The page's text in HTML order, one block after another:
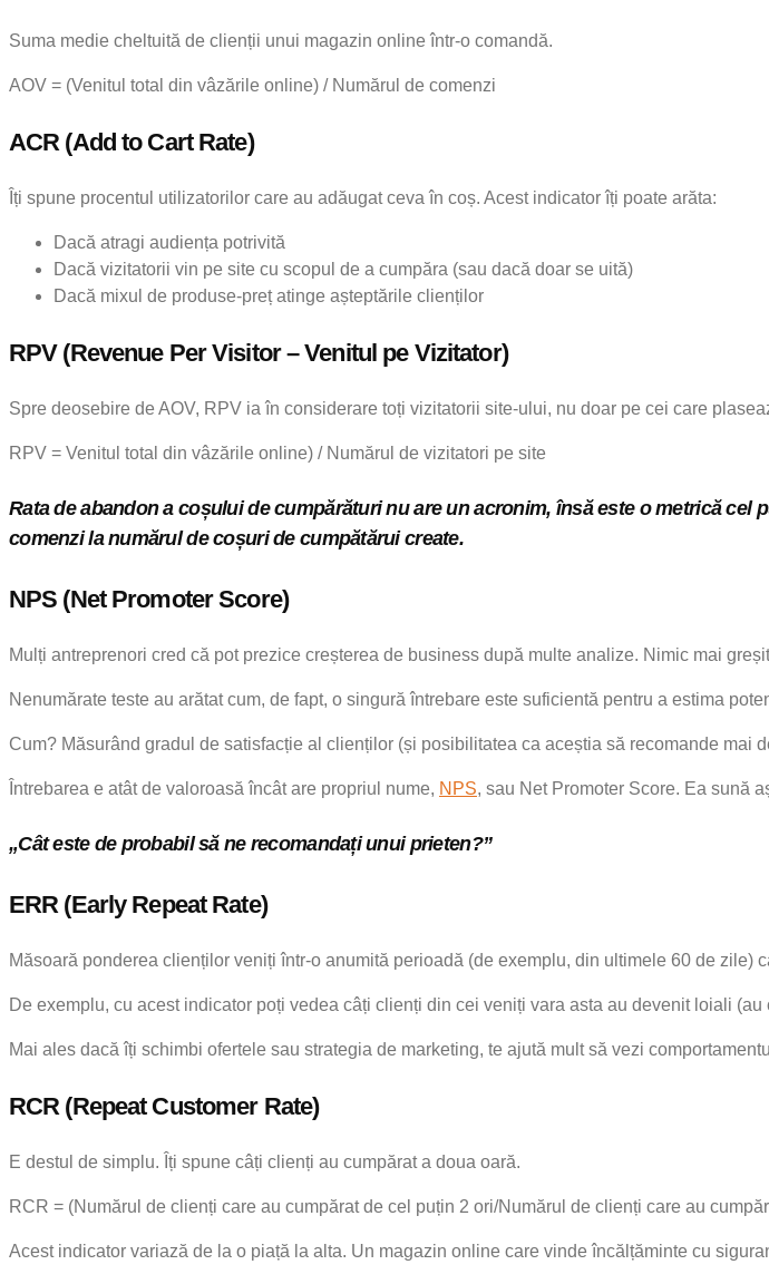
Suma medie cheltuită de clienții unui magazin online într-o comandă.
AOV = (Venitul total din vâzările online) / Numărul de comenzi
ACR (Add to Cart Rate)
Îți spune procentul utilizatorilor care au adăugat ceva în coș. Acest indicator îți poate arăta:
Dacă atragi audiența potrivită
Dacă vizitatorii vin pe site cu scopul de a cumpăra (sau dacă doar se uită)
Dacă mixul de produse-preț atinge așteptările clienților
RPV (Revenue Per Visitor – Venitul pe Vizitator)
Spre deosebire de AOV, RPV ia în considerare toți vizitatorii site-ului, nu doar pe cei care
RPV = Venitul total din vâzările online) / Numărul de vizitatori pe site
Rata de abandon a coșului de cumpărături nu are un acronim, însă este o metrică
comenzi la numărul de coșuri de cumpătărui create.
NPS (Net Promoter Score)
Mulți antreprenori cred că pot prezice creșterea de business după multe analize. Nimic mai
Nenumărate teste au arătat cum, de fapt, o singură întrebare este suficientă pentru a estima
Cum? Măsurând gradul de satisfacție al clienților (și posibilitatea ca aceștia să recomande mai
Întrebarea e atât de valoroasă încât are propriul nume, NPS, sau Net Promoter Score. Ea sună
„Cât este de probabil să ne recomandați unui prieten?”
ERR (Early Repeat Rate)
Măsoară ponderea clienților veniți într-o anumită perioadă (de exemplu, din ultimele 60 de zile)
De exemplu, cu acest indicator poți vedea câți clienți din cei veniți vara asta au devenit loiali
Mai ales dacă îți schimbi ofertele sau strategia de marketing, te ajută mult să vezi
RCR (Repeat Customer Rate)
E destul de simplu. Îți spune câți clienți au cumpărat a doua oară.
RCR = (Numărul de clienți care au cumpărat de cel puțin 2 ori/Numărul de clienți care au
Acest indicator variază de la o piață la alta. Un magazin online care vinde încălțăminte cu